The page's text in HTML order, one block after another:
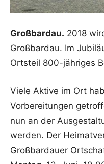
Großbardau. 2018
Großbardau. Im
Ortsteil 800-jähriges
Viele Aktive im Ort
Vorbereitungen
nun an der
werden. Der
Großbardauer